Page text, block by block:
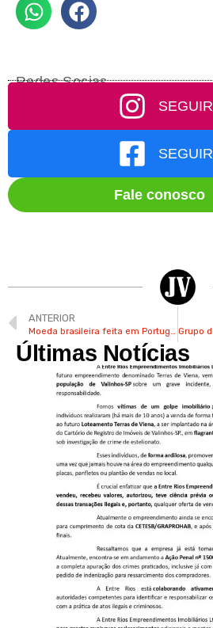
Redes Socias
SEGUIR
SEGUIR
Fale conosco
ANTERIOR
Moeda brasileira feita em Portugal no ano de 1722 é encontrada em fazenda de Valinhos
Últimas Notícias